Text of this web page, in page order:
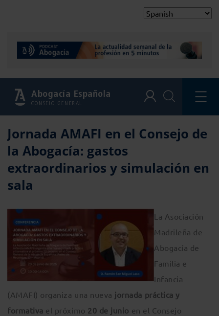
Abogacía Española
CONSEJO GENERAL
Jornada AMAFI en el Consejo de
la Abogacía: gastos
extraordinarios y simulación en
sala
La Asociación
Madrileña de
Abogacía de
Familia e
Infancia
(AMAFI) organiza una nueva jornada práctica y
formativa el próximo 20 de junio en el Consejo